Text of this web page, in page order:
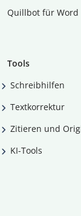
Quillbot für Word
Tools
Schreibhilfen
Textkorrektur
Zitieren und
KI-Tools